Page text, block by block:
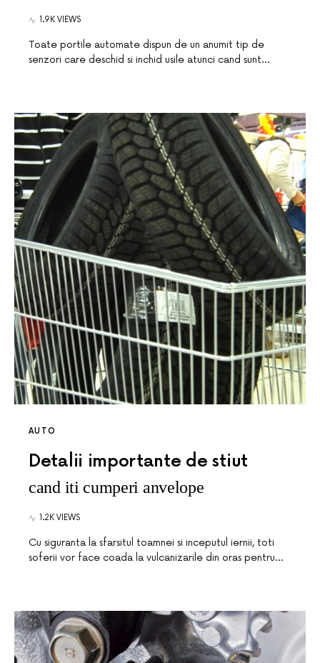
1.9K VIEWS
Toate portile automate dispun de un anumit tip de
senzori care deschid si inchid usile atunci cand sunt…
AUTO
Detalii importante de stiut
cand iti cumperi anvelope
1.2K VIEWS
Cu siguranta la sfarsitul toamnei si inceputul iernii, toti
soferii vor face coada la vulcanizarile din oras pentru…